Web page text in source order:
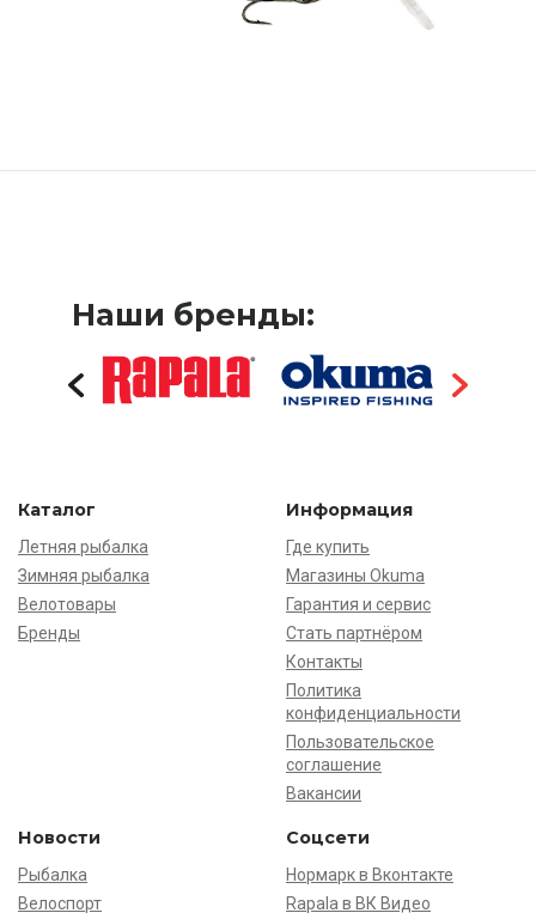
Наши бренды:
Каталог
Летняя рыбалка
Зимняя рыбалка
Велотовары
Бренды
Информация
Где купить
Магазины Okuma
Гарантия и сервис
Стать партнёром
Контакты
Политика
конфиденциальности
Пользовательское
соглашение
Вакансии
Новости
Рыбалка
Велоспорт
Соцсети
Нормарк в Вконтакте
Rapala в ВК Видео